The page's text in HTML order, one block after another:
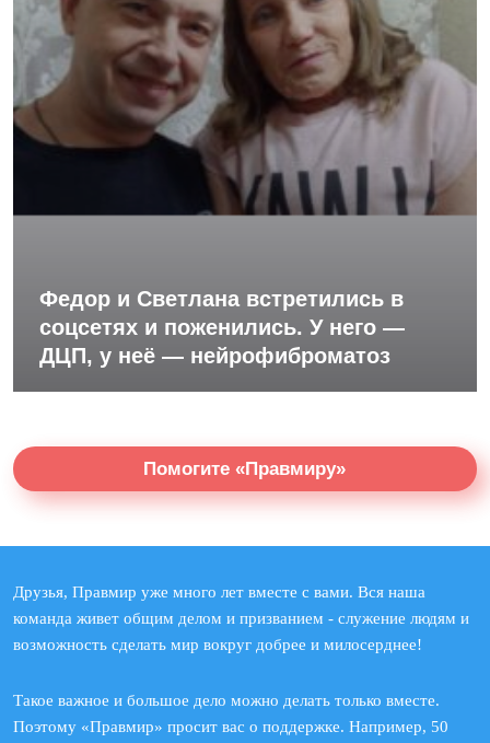
Федор и Светлана встретились в
соцсетях и поженились. У него —
ДЦП, у неё — нейрофиброматоз
Помогите «Правмиру»
Друзья, Правмир уже много лет вместе с вами. Вся наша
команда живет общим делом и призванием - служение людям и
возможность сделать мир вокруг добрее и милосерднее!
Такое важное и большое дело можно делать только вместе.
Поэтому «Правмир» просит вас о поддержке. Например, 50